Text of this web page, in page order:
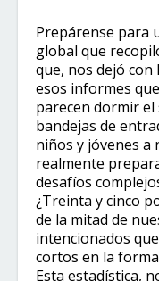
Prepárense para
global que
que, nos dejó con
esos informes
parecen dormir
bandejas de
niños y jóvenes a
realmente
desafíos
¿Treinta y cinco
de la mitad de
intencionados
cortos en la
Esta estadística,